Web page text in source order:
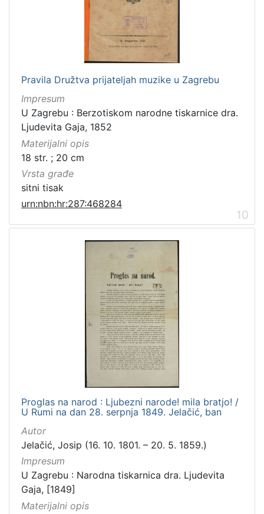
Pravila Družtva prijateljah muzike u Zagrebu
Impresum
U Zagrebu : Berzotiskom narodne tiskarnice dra.
Ljudevita Gaja, 1852
Materijalni opis
18 str. ; 20 cm
Vrsta građe
sitni tisak
urn:nbn:hr:287:468284
10
Proglas na narod : Ljubezni narode! mila bratjo! /
U Rumi na dan 28. serpnja 1849. Jelačić, ban
Autor
Jelačić, Josip (16. 10. 1801. – 20. 5. 1859.)
Impresum
U Zagrebu : Narodna tiskarnica dra. Ljudevita
Gaja, [1849]
Materijalni opis